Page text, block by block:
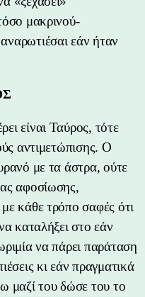
μακρινού-
εάν ήταν
είναι Ταύρος, τότε
αντιμετώπισης. Ο
με τα άστρα, ούτε
αφοσίωσης,
κάθε τρόπο σαφές ότι
καταλήξει στο εάν
να πάρει παράταση
κι εάν πραγματικά
μαζί του δώσε του το